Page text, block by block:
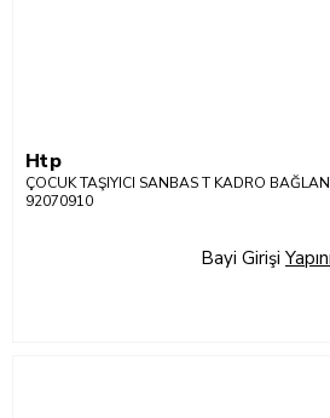
Htp
ÇOCUK TAŞIYICI SANBAS T KADRO
92070910
Bayi Girişi